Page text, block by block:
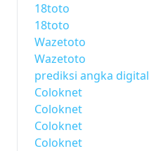
18toto
18toto
Wazetoto
Wazetoto
prediksi angka digital
Coloknet
Coloknet
Coloknet
Coloknet